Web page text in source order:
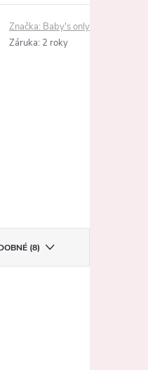
Značka: Baby's only
Záruka: 2 roky
(8)